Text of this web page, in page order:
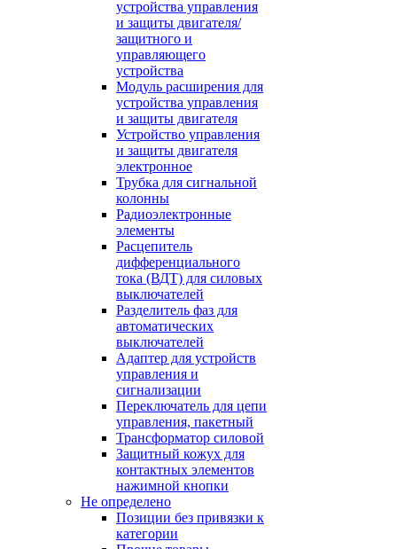
устройства управления
и защиты двигателя/
защитного и
управляющего
устройства
Модуль расширения для
устройства управления
и защиты двигателя
Устройство управления
и защиты двигателя
электронное
Трубка для сигнальной
колонны
Радиоэлектронные
элементы
Расцепитель
дифференциального
тока (ВДТ) для силовых
выключателей
Разделитель фаз для
автоматических
выключателей
Адаптер для устройств
управления и
сигнализации
Переключатель для цепи
управления, пакетный
Трансформатор силовой
Защитный кожух для
контактных элементов
нажимной кнопки
Не определено
Позиции без привязки к
категории